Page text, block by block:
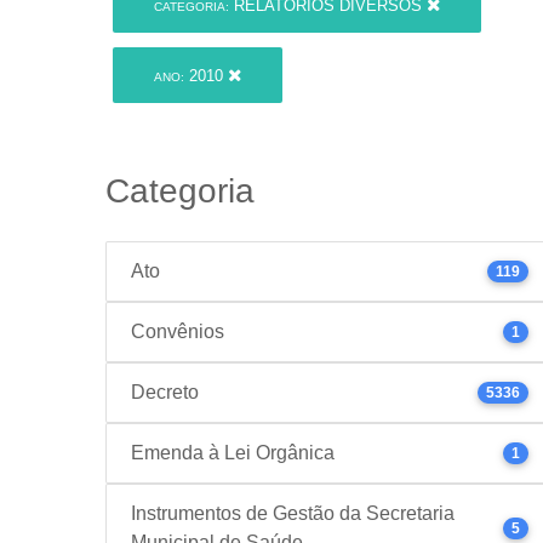
CATEGORIA: RELATÓRIOS DIVERSOS
ANO: 2010
Categoria
Ato 119
Convênios 1
Decreto 5336
Emenda à Lei Orgânica 1
Instrumentos de Gestão da Secretaria
5